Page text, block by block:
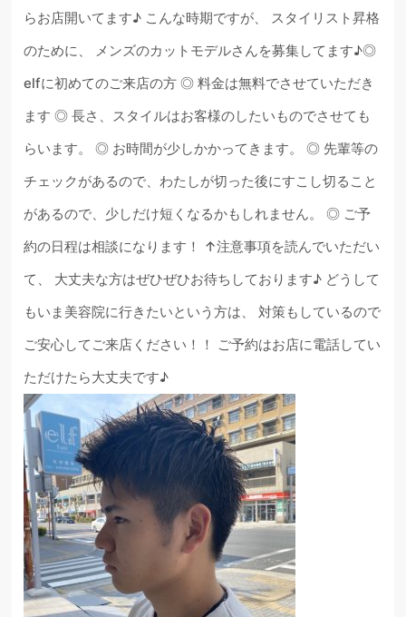
らお店開いてます♪ こんな時期ですが、 スタイリスト昇格
のために、 メンズのカットモデルさんを募集してます♪◎
elfに初めてのご来店の方 ◎ 料金は無料でさせていただき
ます ◎ 長さ、スタイルはお客様のしたいものでさせても
らいます。 ◎ お時間が少しかかってきます。 ◎ 先輩等の
チェックがあるので、わたしが切った後にすこし切ること
があるので、少しだけ短くなるかもしれません。 ◎ ご予
約の日程は相談になります！ ↑注意事項を読んでいただい
て、 大丈夫な方はぜひぜひお待ちしております♪ どうして
もいま美容院に行きたいという方は、 対策もしているので
ご安心してご来店ください！！ ご予約はお店に電話してい
ただけたら大丈夫です♪